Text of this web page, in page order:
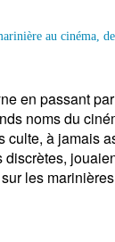
en passant
noms du
culte, à jamais
les